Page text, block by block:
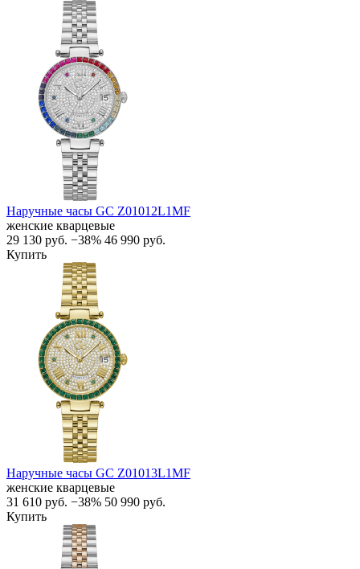
Наручные часы GC Z01012L1MF
женские кварцевые
29 130 руб. −38% 46 990 руб.
Купить
Наручные часы GC Z01013L1MF
женские кварцевые
31 610 руб. −38% 50 990 руб.
Купить